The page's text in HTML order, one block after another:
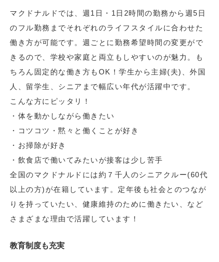
マクドナルドでは、週1日・1日2時間の勤務から週5日
のフル勤務までそれぞれのライフスタイルに合わせた
働き方が可能です。週ごとに勤務希望時間の変更がで
きるので、学校や家庭と両立もしやすいのが魅力。も
ちろん固定的な働き方もOK！学生から主婦(夫)、外国
人、留学生、シニアまで幅広い年代が活躍中です。
こんな方にピッタリ！
・体を動かしながら働きたい
・コツコツ・黙々と働くことが好き
・お掃除が好き
・飲食店で働いてみたいが接客は少し苦手
全国のマクドナルドには約７千人のシニアクルー(60代
以上の方)が在籍しています。定年後も社会とのつなが
りを持っていたい、健康維持のために働きたい、など
さまざまな理由で活躍しています！
教育制度も充実